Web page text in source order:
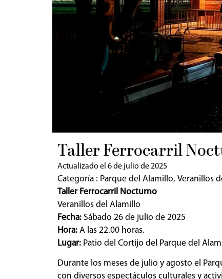
Taller Ferrocarril
Actualizado el 6 de julio de 2025
Categoría : Parque del Alamillo, Veranillos
Taller Ferrocarril Nocturno
Veranillos del Alamillo
Fecha: Sábado 26 de julio de 2025
Hora: A las 22.00 horas.
Lugar: Patio del Cortijo del Parque del
Durante los meses de julio y agosto el
con diversos espectáculos culturales y